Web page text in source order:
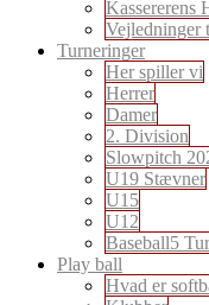
Kassererens
Vejledninger
Turneringer
Her spiller vi
Herrer
Damer
2. Division
Slowpitch
U19 Stævner
U15
U12
Baseball5
Play ball
Hvad er